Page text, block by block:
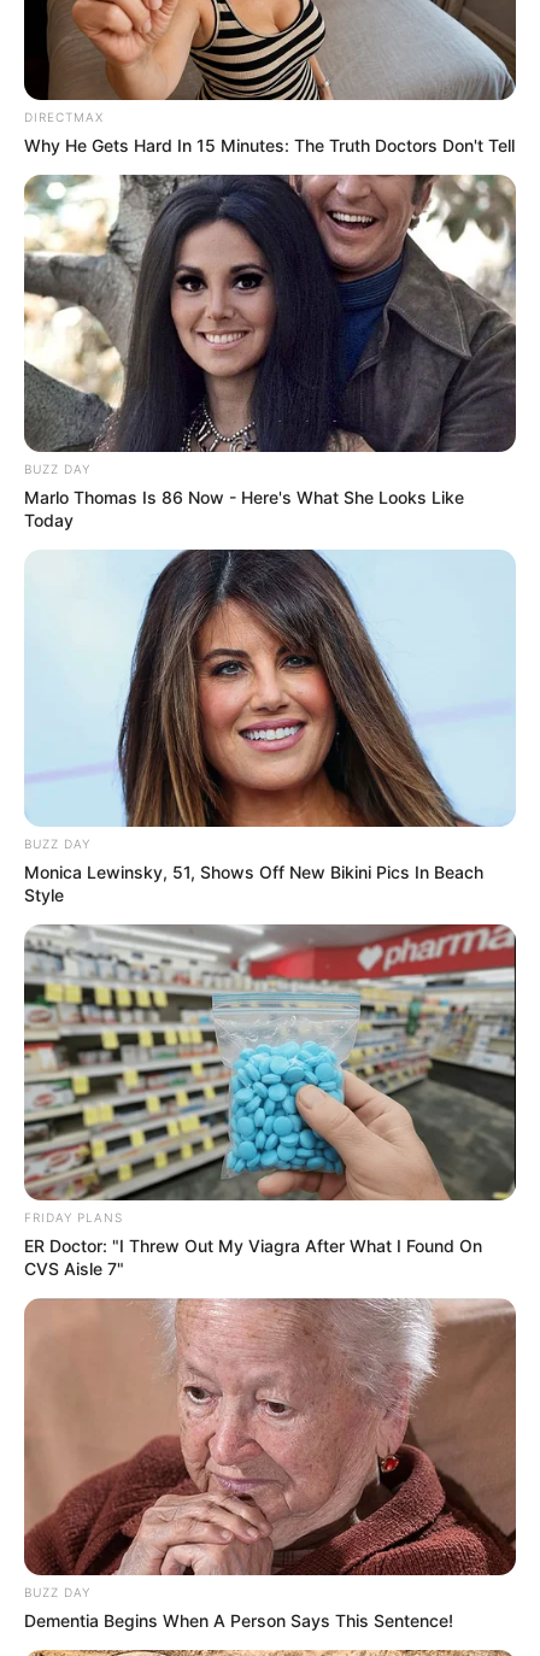
Μερομήνια 2026 – 2027: Τι καιρό θα κάνει;
Πότε ανοίγουν οι εγγραφές για τα
Πανεπιστήμια 2026 – Ημερομηνίες για
πρωτοετείς
Ακολουθήστε το evianews.com στοGoogle
News
ΤΑ ΠΙΟ ΔΗΜΟΦΙΛΗ
DIRECTMAX
Why He Gets Hard In 15 Minutes: The Truth Doctors Don't Tell
BUZZ DAY
Marlo Thomas Is 86 Now - Here's What She Looks Like
Today
BUZZ DAY
Monica Lewinsky, 51, Shows Off New Bikini Pics In Beach
Style
FRIDAY PLANS
ER Doctor: "I Threw Out My Viagra After What I Found On
CVS Aisle 7"
BUZZ DAY
Dementia Begins When A Person Says This Sentence!